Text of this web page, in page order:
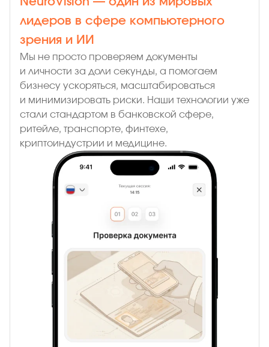
лидеров в сфере компьютерного
зрения и ИИ
Мы не просто проверяем документы
и личности за доли секунды, а помогаем
бизнесу ускоряться, масштабироваться
и минимизировать риски. Наши технологии уже
стали стандартом в банковской сфере,
ритейле, транспорте, финтехе,
криптоиндустрии и медицине.